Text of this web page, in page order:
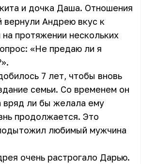
и дочка Даша. Отношения
вернули Андрею вкус к
протяжении нескольких
«Не предаю ли я
7 лет, чтобы вновь
семьи. Со временем он
вряд ли бы желала ему
продолжается. Это
любимый мужчина
очень растрогало Дарью.